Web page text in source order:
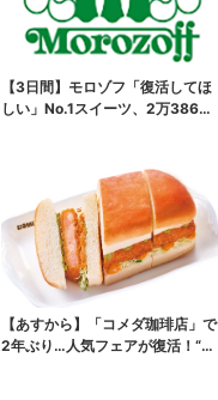
【3日間】モロゾフ「復活してほ
しい」No.1スイーツ、2万3865
【あすから】「コメダ珈琲店」で
2年ぶり…人気フェアが復活！“ハ